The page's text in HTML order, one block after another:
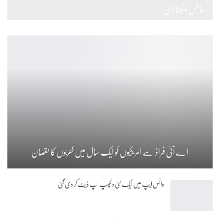
اے آئی فراڈ سے امریکیوں کو ایک سال میں کھربوں کا نقصان
واٹس ایپ میں ایک نئی دلچسپ اپ ڈیٹ کر دی گئی